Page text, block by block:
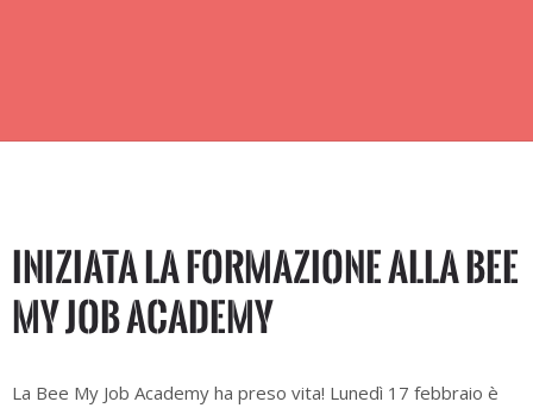
Iniziata la formazione alla Bee
My Job Academy
La Bee My Job Academy ha preso vita! Lunedì 17 febbraio è